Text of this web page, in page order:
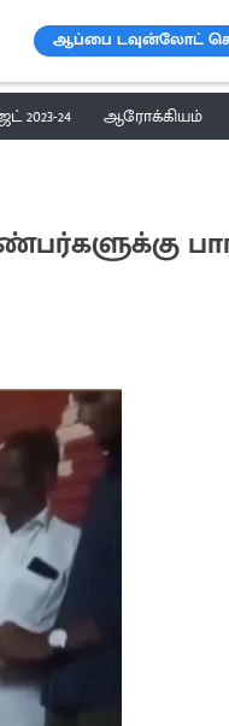
ஆப்பை டவுன்லோட்
2023-24 ஆரோக்கியம்